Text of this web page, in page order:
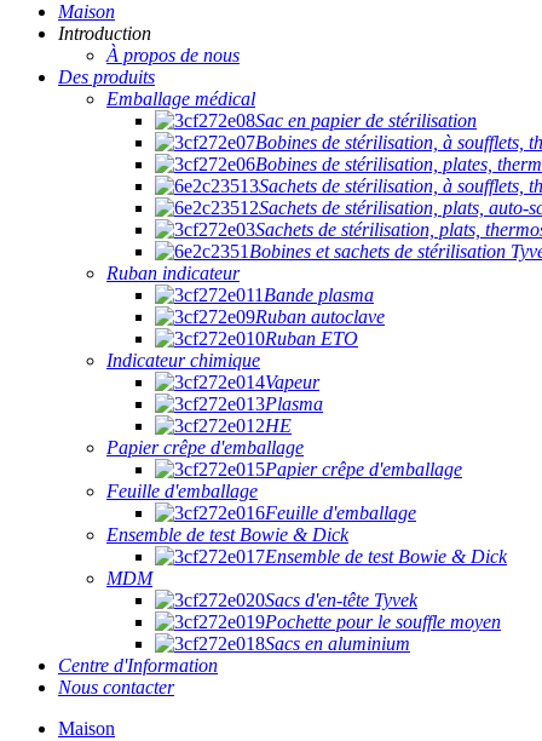
Maison
Introduction
À propos de nous
Des produits
Emballage médical
Sac en papier de stérilisation
Bobines de stérilisation, à soufflets,
Bobines de stérilisation, plates,
Sachets de stérilisation, à soufflets,
Sachets de stérilisation, plats, auto-
Sachets de stérilisation, plats,
Bobines et sachets de stérilisation
Ruban indicateur
Bande plasma
Ruban autoclave
Ruban ETO
Indicateur chimique
Vapeur
Plasma
HE
Papier crêpe d'emballage
Papier crêpe d'emballage
Feuille d'emballage
Feuille d'emballage
Ensemble de test Bowie & Dick
Ensemble de test Bowie & Dick
MDM
Sacs d'en-tête Tyvek
Pochette pour le souffle moyen
Sacs en aluminium
Centre d'Information
Nous contacter
Maison